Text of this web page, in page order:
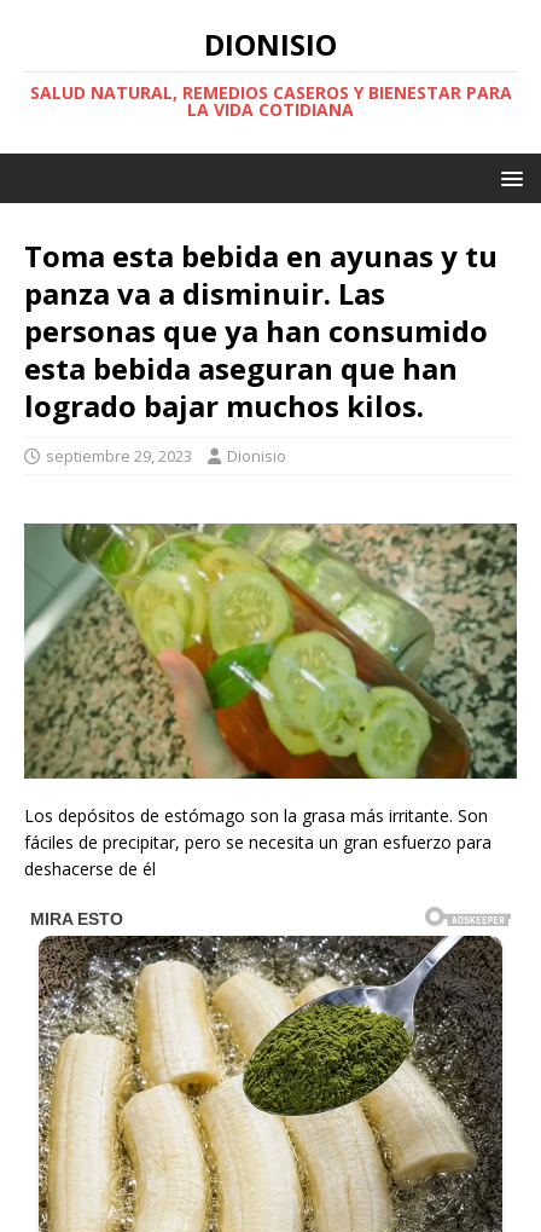
DIONISIO
SALUD NATURAL, REMEDIOS CASEROS Y BIENESTAR PARA
LA VIDA COTIDIANA
Toma esta bebida en ayunas y tu
panza va a disminuir. Las
personas que ya han consumido
esta bebida aseguran que han
logrado bajar muchos kilos.
septiembre 29, 2023 Dionisio
Los depósitos de estómago son la grasa más irritante. Son
fáciles de precipitar, pero se necesita un gran esfuerzo para
deshacerse de él